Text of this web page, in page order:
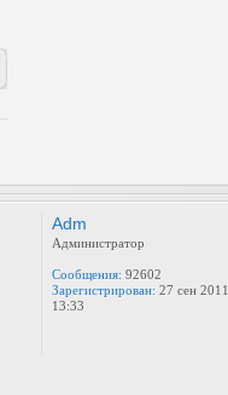
Adm
Администратор
Сообщения: 92602
Зарегистрирован: 27 сен 2011,
13:33